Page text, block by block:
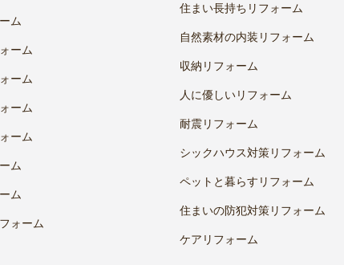
ム
ーム
ーム
ーム
ーム
ム
ム
ォーム
住まい長持ちリフォーム
自然素材の内装リフォーム
収納リフォーム
人に優しいリフォーム
耐震リフォーム
シックハウス対策リフォーム
ペットと暮らすリフォーム
住まいの防犯対策リフォーム
ケアリフォーム